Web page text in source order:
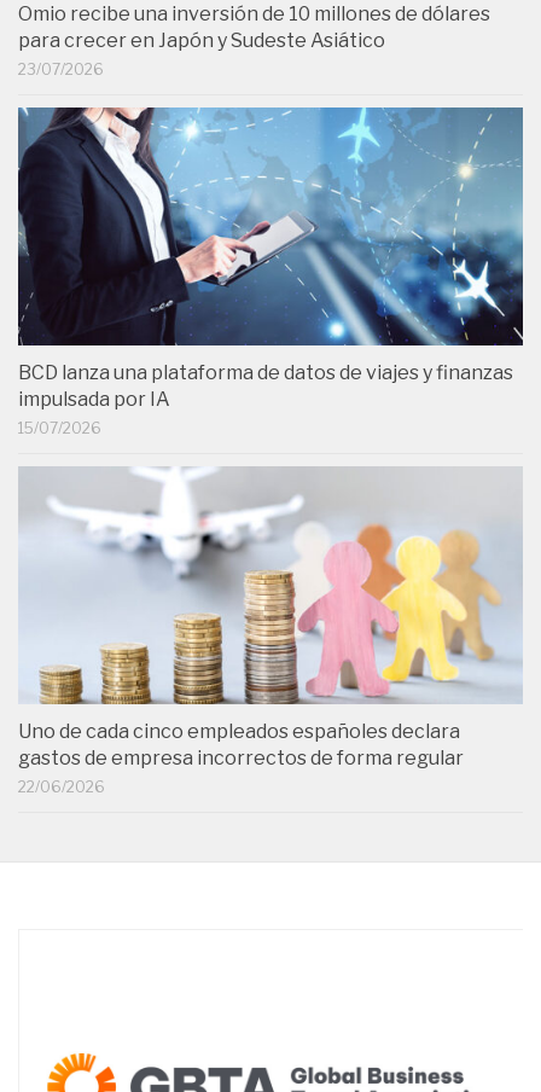
Omio recibe una inversión de 10 millones de dólares
para crecer en Japón y Sudeste Asiático
23/07/2026
BCD lanza una plataforma de datos de viajes y finanzas
impulsada por IA
15/07/2026
Uno de cada cinco empleados españoles declara
gastos de empresa incorrectos de forma regular
22/06/2026